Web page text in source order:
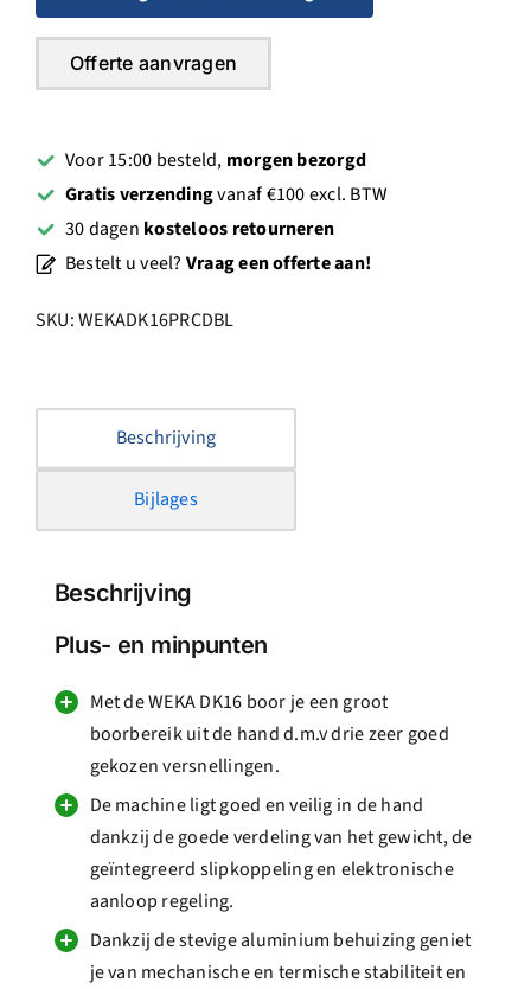
blauw
aantal
Offerte aanvragen
Voor 15:00 besteld, morgen bezorgd
Gratis verzendingvanaf €100 excl. BTW
30 dagen kosteloos retourneren
Bestelt u veel? Vraag een offerte aan!
SKU:WEKADK16PRCDBL
Beschrijving
Bijlages
Beschrijving
Plus- en minpunten
Met de WEKA DK16 boor je een groot
boorbereik uit de hand d.m.v drie zeer goed
gekozen versnellingen.
De machine ligt goed en veilig in de hand
dankzij de goede verdeling van het gewicht, de
geïntegreerd slipkoppeling en elektronische
aanloop regeling.
Dankzij de stevige aluminium behuizing geniet
je van mechanische en termische stabiliteit en